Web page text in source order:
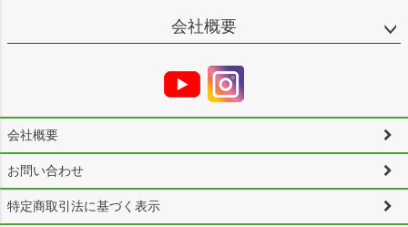
会社概要
会社概要
お問い合わせ
特定商取引法に基づく表示